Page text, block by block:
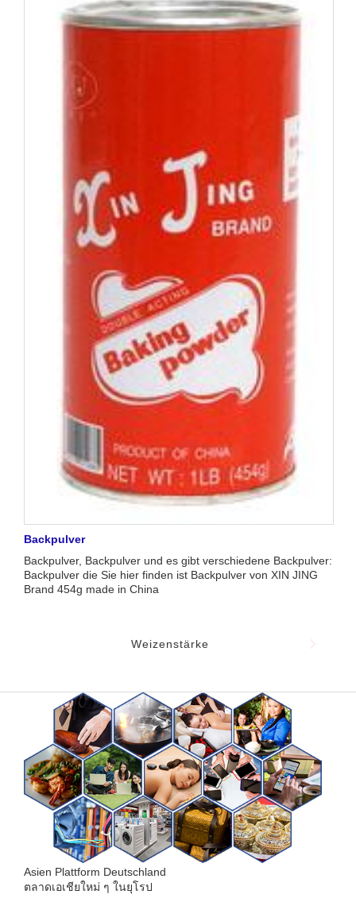
Backpulver
Backpulver, Backpulver und es gibt verschiedene Backpulver:
Backpulver die Sie hier finden ist Backpulver von XIN JING
Brand 454g made in China
Weizenstärke
Asien Plattform Deutschland
ตลาดเอเชียใหม่ ๆ ในยุโรป